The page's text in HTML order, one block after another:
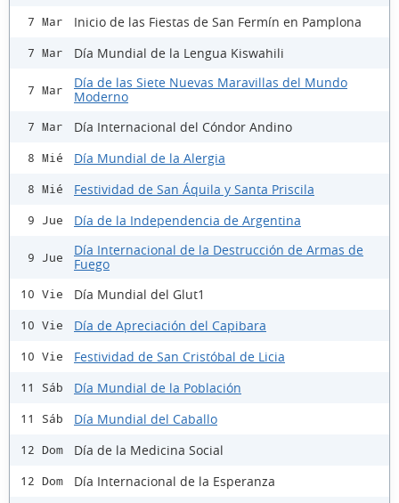
7 Mar Inicio de las Fiestas de San Fermín en Pamplona
7 Mar Día Mundial de la Lengua Kiswahili
7 Mar
Día de las Siete Nuevas Maravillas del Mundo
Moderno
7 Mar Día Internacional del Cóndor Andino
8 Mié Día Mundial de la Alergia
8 Mié Festividad de San Áquila y Santa Priscila
9 Jue Día de la Independencia de Argentina
9 Jue
Día Internacional de la Destrucción de Armas de
Fuego
10 Vie Día Mundial del Glut1
10 Vie Día de Apreciación del Capibara
10 Vie Festividad de San Cristóbal de Licia
11 Sáb Día Mundial de la Población
11 Sáb Día Mundial del Caballo
12 Dom Día de la Medicina Social
12 Dom Día Internacional de la Esperanza